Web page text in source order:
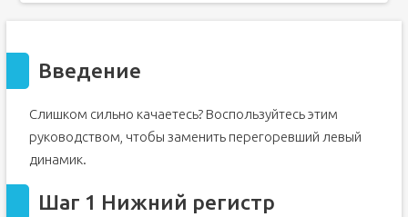
Шаг 2
Шаг 4
Шаг 5
Шаг 6 Левый динамик
Шаг 7
Введение
Слишком сильно качаетесь? Воспользуйтесь этим
руководством, чтобы заменить перегоревший левый
динамик.
Шаг 1 Нижний регистр